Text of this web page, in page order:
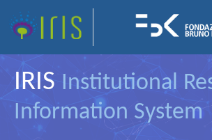
IRIS Institutional
Information System